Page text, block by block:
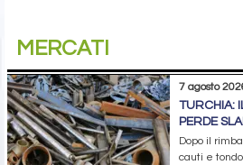
MERCATI
7 agosto
TURCHIA:
PERDE
Dopo il
cauti e